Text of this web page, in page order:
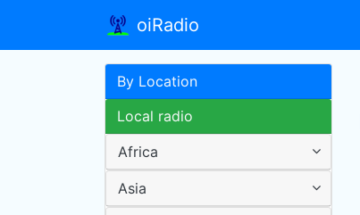
oiRadio
By Location
Local radio
Africa
Asia